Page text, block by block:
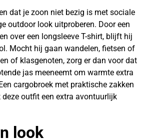
dat je zoon niet bezig is met sociale
outdoor look uitproberen. Door een
over een longsleeve T-shirt, blijft hij
Mocht hij gaan wandelen, fietsen of
of klasgenoten, zorg er dan voor dat
jas meeneemt om warmte extra
cargobroek met praktische zakken
outfit een extra avontuurlijk
look